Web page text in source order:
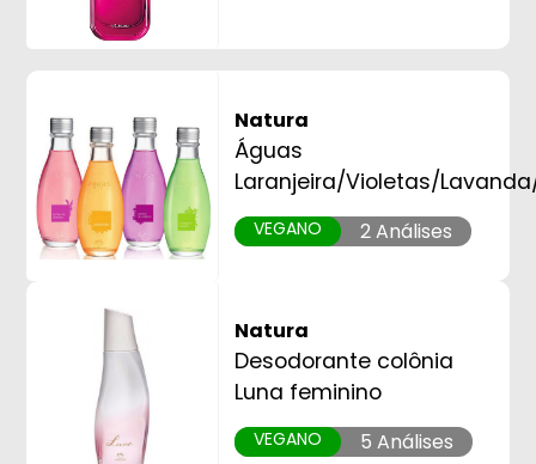
Natura
Águas
Laranjeira/Violetas/
VEGANO 2 Análises
Natura
Desodorante colônia
Luna feminino
VEGANO 5 Análises